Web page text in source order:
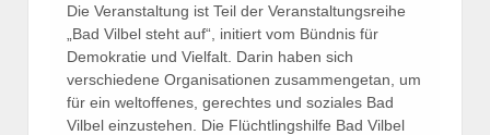
Die Veranstaltung ist Teil der Veranstaltungsreihe
„Bad Vilbel steht auf“, initiert vom Bündnis für
Demokratie und Vielfalt. Darin haben sich
verschiedene Organisationen zusammengetan, um
für ein weltoffenes, gerechtes und soziales Bad
Vilbel einzustehen. Die Flüchtlingshilfe Bad Vilbel